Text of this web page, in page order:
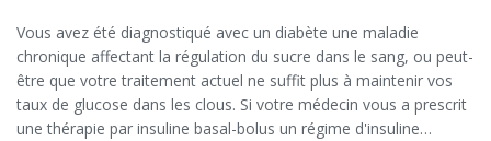
Vous avez été diagnostiqué avec un diabète une maladie
chronique affectant la régulation du sucre dans le sang, ou peut-
être que votre traitement actuel ne suffit plus à maintenir vos
taux de glucose dans les clous. Si votre médecin vous a prescrit
une thérapie par insuline basal-bolus un régime d'insuline